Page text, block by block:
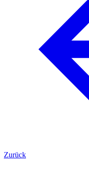
Zurück